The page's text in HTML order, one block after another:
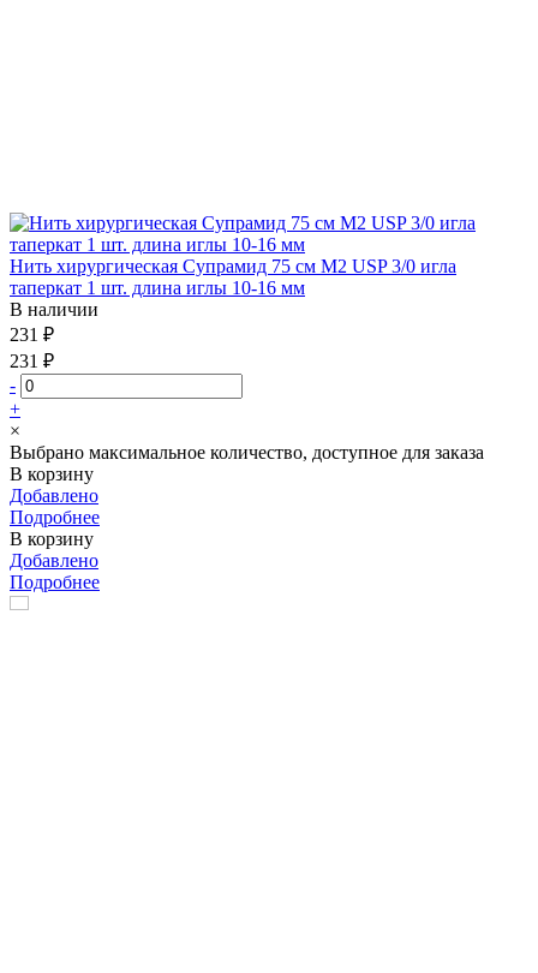
Нить хирургическая Супрамид 75 см М2 USP 3/0 игла
таперкат 1 шт. длина иглы 10-16 мм
В наличии
231 ₽
231 ₽
-
+
×
Выбрано максимальное количество, доступное для заказа
В корзину
Добавлено
Подробнее
В корзину
Добавлено
Подробнее